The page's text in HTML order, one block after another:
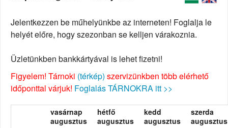
Jelentkezzen be műhelyünkbe az interneten! Foglalja le
helyét előre, hogy szezonban se kelljen várakoznia.
Üzletünkben bankkártyával is lehet fizetni!
Figyelem! Tárnoki (térkép) szervizünkben több elérhető
időponttal várjuk! Foglalás TÁRNOKRA itt >>
vasárnap
augusztus
hétfő
augusztus
kedd
augusztus
szerda
augusztus